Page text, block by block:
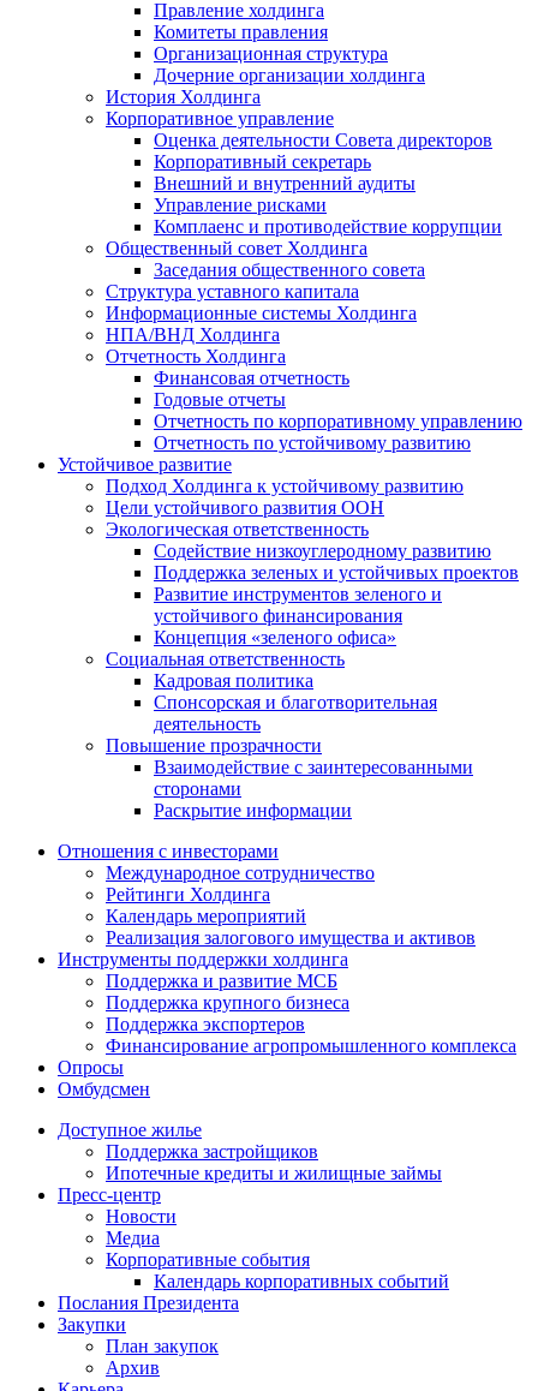
Правление холдинга
Комитеты правления
Организационная структура
Дочерние организации холдинга
История Холдинга
Корпоративное управление
Оценка деятельности Совета директоров
Корпоративный секретарь
Внешний и внутренний аудиты
Управление рисками
Комплаенс и противодействие коррупции
Общественный совет Холдинга
Заседания общественного совета
Структура уставного капитала
Информационные системы Холдинга
НПА/ВНД Холдинга
Отчетность Холдинга
Финансовая отчетность
Годовые отчеты
Отчетность по корпоративному управлению
Отчетность по устойчивому развитию
Устойчивое развитие
Подход Холдинга к устойчивому развитию
Цели устойчивого развития ООН
Экологическая ответственность
Содействие низкоуглеродному развитию
Поддержка зеленых и устойчивых проектов
Развитие инструментов зеленого и
устойчивого финансирования
Концепция «зеленого офиса»
Социальная ответственность
Кадровая политика
Спонсорская и благотворительная
деятельность
Повышение прозрачности
Взаимодействие с заинтересованными
сторонами
Раскрытие информации
Отношения с инвесторами
Международное сотрудничество
Рейтинги Холдинга
Календарь мероприятий
Реализация залогового имущества и активов
Инструменты поддержки холдинга
Поддержка и развитие МСБ
Поддержка крупного бизнеса
Поддержка экспортеров
Финансирование агропромышленного комплекса
Опросы
Омбудсмен
Доступное жилье
Поддержка застройщиков
Ипотечные кредиты и жилищные займы
Пресс-центр
Новости
Медиа
Корпоративные события
Календарь корпоративных событий
Послания Президента
Закупки
План закупок
Архив